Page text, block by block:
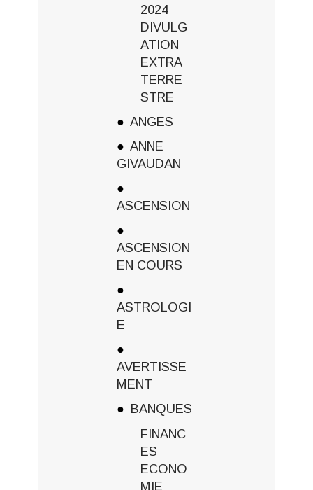
2024
DIVULG
ATION
EXTRA
TERRE
STRE
ANGES
ANNE
GIVAUDAN
ASCENSION
ASCENSION
EN COURS
ASTROLOGI
E
AVERTISSE
MENT
BANQUES
FINANC
ES
ECONO
MIE